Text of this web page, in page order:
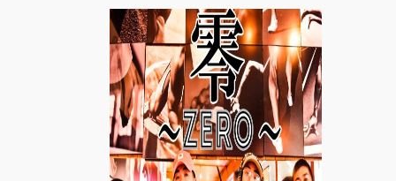
MDC(Meguro
Dance
Connection)
開催!!
YOKO
アオイ
ヤマダ
&小栗